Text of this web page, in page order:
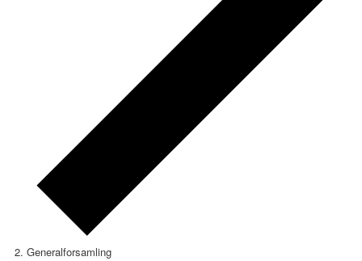
Generalforsamling